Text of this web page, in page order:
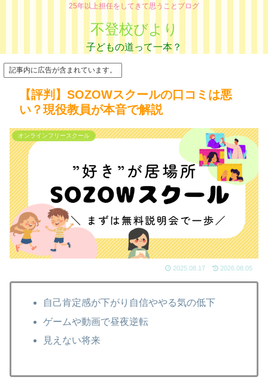
25年以上担任をしてきて思うことブログ
不登校びより
記事内に広告が含まれています。
【評判】SOZOWスクールの口コミは悪
い？現役教員が本音で解説
オンラインフリースクール
2025.08.17 2026.08.05
自己肯定感が下がり自信ややる気の低下
ゲームや動画で昼夜逆転
見えない将来